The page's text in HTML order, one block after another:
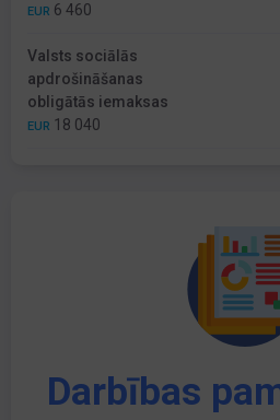
EUR 6 460
Valsts sociālās
apdrošināšanas
obligātās iemaksas
EUR 18 040
Darbības